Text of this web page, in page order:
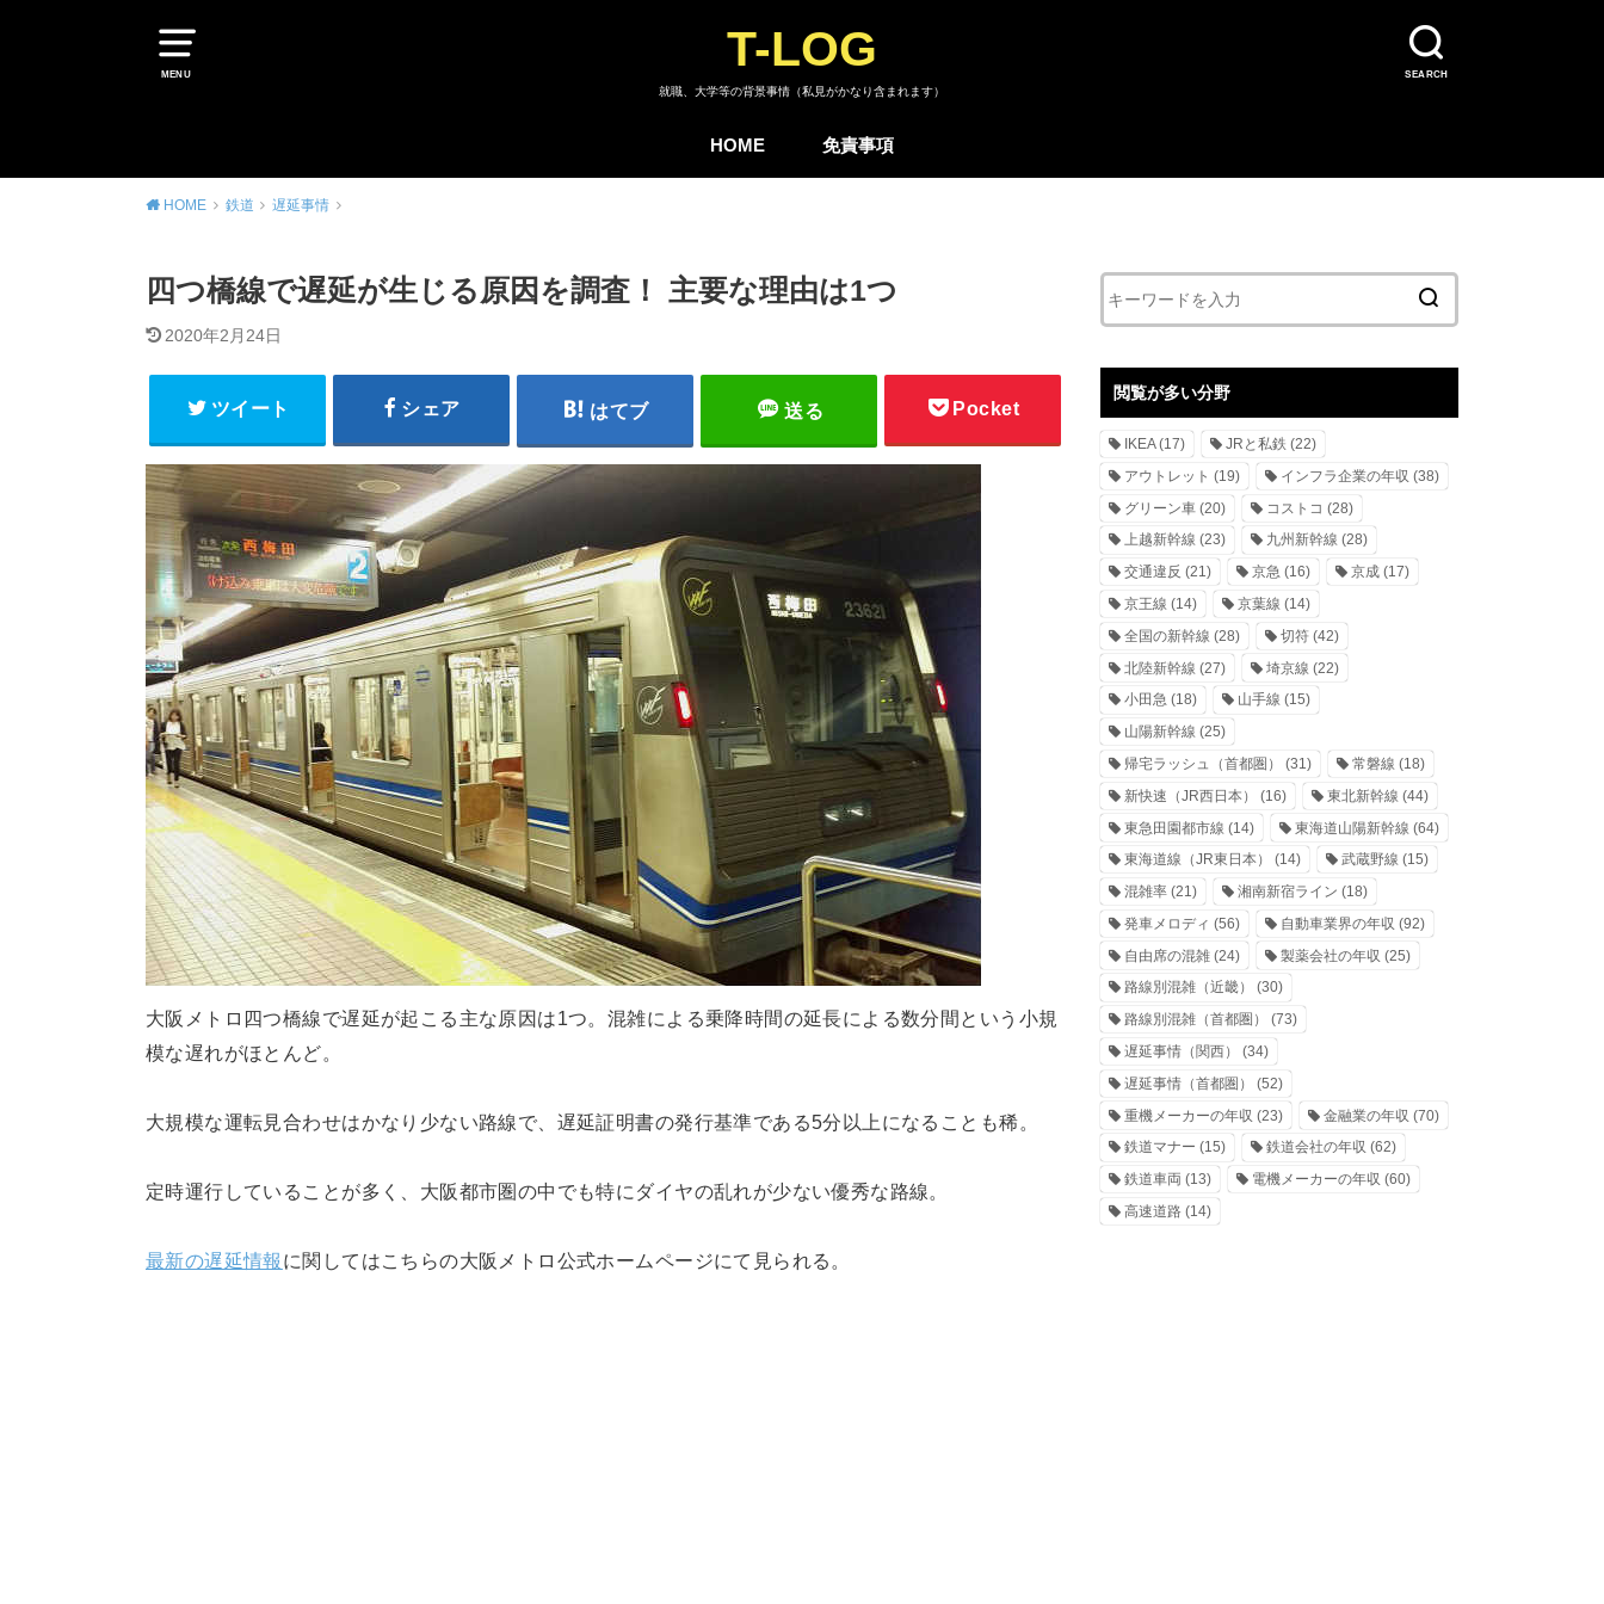
MENU SEARCH
T-LOG
就職、大学等の背景事情（私見がかなり含まれます）
HOME 免責事項
HOME 鉄道 遅延事情
四つ橋線で遅延が生じる原因を調査！ 主要な理由は1つ
2020年2月24日
ツイート シェア はてブ 送る Pocket
大阪メトロ四つ橋線で遅延が起こる主な原因は1つ。混雑による乗降時間の延長による数分間という小規
模な遅れがほとんど。
大規模な運転見合わせはかなり少ない路線で、遅延証明書の発行基準である5分以上になることも稀。
定時運行していることが多く、大阪都市圏の中でも特にダイヤの乱れが少ない優秀な路線。
最新の遅延情報 に関してはこちらの大阪メトロ公式ホームページにて見られる。
閲覧が多い分野
IKEA(17) JRと私鉄 (22)
アウトレット (19) インフラ企業の年収 (38)
グリーン車 (20) コストコ (28)
上越新幹線 (23) 九州新幹線 (28)
交通違反 (21) 京急 (16) 京成(17)
京王線 (14) 京葉線 (14)
全国の新幹線 (28) 切符(42)
北陸新幹線 (27) 埼京線 (22)
小田急 (18) 山手線 (15)
山陽新幹線 (25)
帰宅ラッシュ（首都圏）
(31) 常磐線 (18)
新快速（JR西日本）
(16) 東北新幹線 (44)
東急田園都市線 (14) 東海道山陽新幹線 (64)
東海道線（JR東日本）
(14) 武蔵野線 (15)
混雑率 (21) 湘南新宿ライン (18)
発車メロディ (56) 自動車業界の年収 (92)
自由席の混雑 (24) 製薬会社の年収 (25)
路線別混雑（近畿）
(30)
路線別混雑（首都圏）
(73)
遅延事情（関西）
(34)
遅延事情（首都圏）
(52)
重機メーカーの年収 (23) 金融業の年収 (70)
鉄道マナー (15) 鉄道会社の年収 (62)
鉄道車両 (13) 電機メーカーの年収 (60)
高速道路 (14)